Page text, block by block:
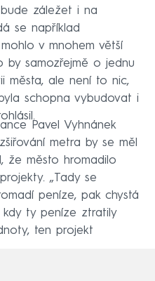
záležet i na
se například
v mnohem větší
by samozřejmě o jednu
města, ale není to nic,
schopna vybudovat i
Pavel Vyhnánek
metra by se měl
že město hromadilo
„Tady se
peníze, pak chystá
ty peníze ztratily
ten projekt